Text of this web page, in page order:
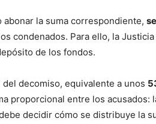
abonar la suma correspondiente,
condenados. Para ello, la
de los fondos.
del decomiso, equivalente a unos
proporcional entre los
decidir cómo se distribuye la